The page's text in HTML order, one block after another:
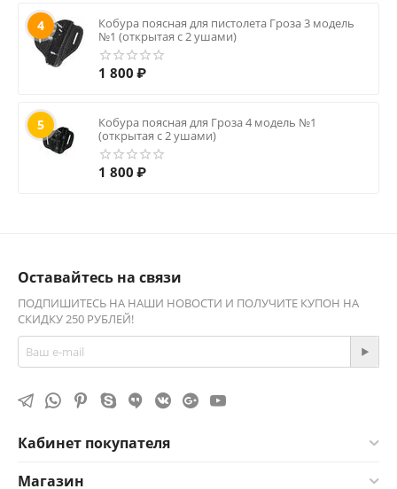
4
Кобура поясная для пистолета Гроза 3 модель
№1 (открытая с 2 ушами)
1 800 ₽
5
Кобура поясная для Гроза 4 модель №1
(открытая с 2 ушами)
1 800 ₽
Оставайтесь на связи
ПОДПИШИТЕСЬ НА НАШИ НОВОСТИ И ПОЛУЧИТЕ КУПОН НА
СКИДКУ 250 РУБЛЕЙ!
Кабинет покупателя
Магазин